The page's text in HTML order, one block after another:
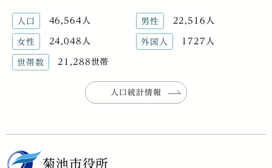
人口 46,564人 男性 22,516人
女性 24,048人 外国人 1727人
世帯数 21,288世帯
人口統計情報
菊池市役所